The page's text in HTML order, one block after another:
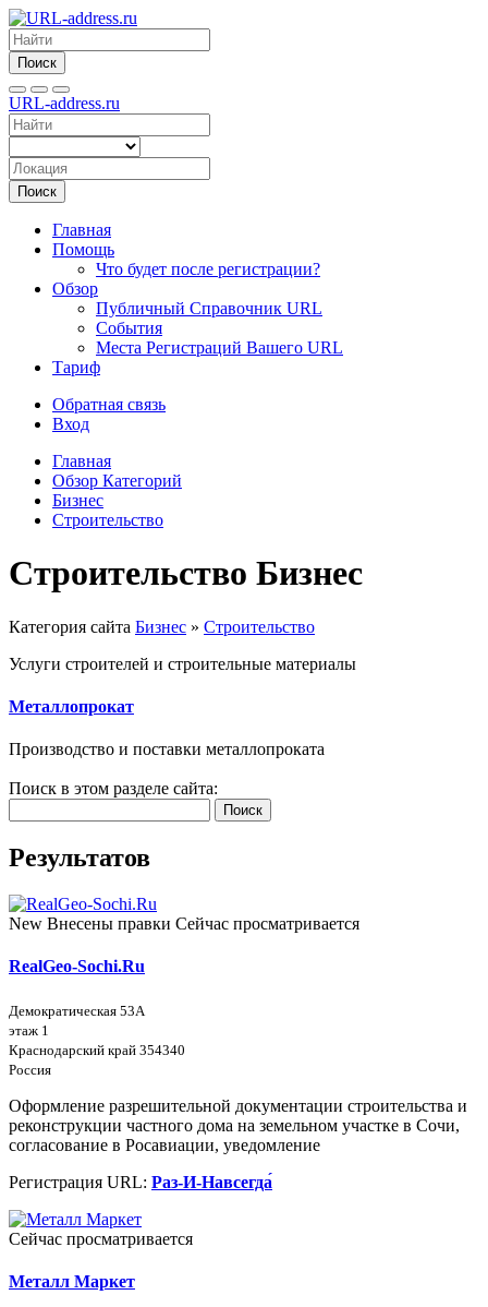
Поиск
URL-address.ru
Поиск
Главная
Помощь
Что будет после регистрации?
Обзор
Публичный Справочник URL
События
Места Регистраций Вашего URL
Тариф
Обратная связь
Вход
Главная
Обзор Категорий
Бизнес
Строительство
Строительство Бизнес
Категория сайта Бизнес » Строительство
Услуги строителей и строительные материалы
Металлопрокат
Производство и поставки металлопроката
Поиск в этом разделе сайта:
Поиск
Результатов
New Внесены правки Сейчас просматривается
RealGeo-Sochi.Ru
Демократическая 53А
этаж 1
Краснодарский край 354340
Россия
Оформление разрешительной документации строительства и
реконструкции частного дома на земельном участке в Сочи,
согласование в Росавиации, уведомление
Регистрация URL: Раз-И-Навсегда́
Сейчас просматривается
Металл Маркет